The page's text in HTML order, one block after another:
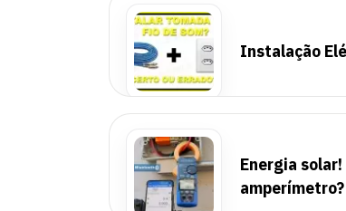
Instalação
Energia
amperímetro?